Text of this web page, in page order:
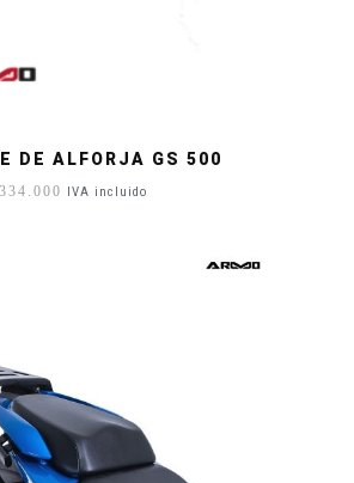
DE ALFORJA GS 500
334.000 IVA incluido